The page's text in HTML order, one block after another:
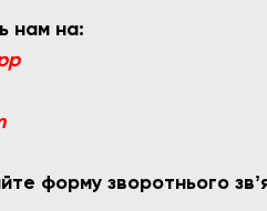
нам на:
форму зворотнього